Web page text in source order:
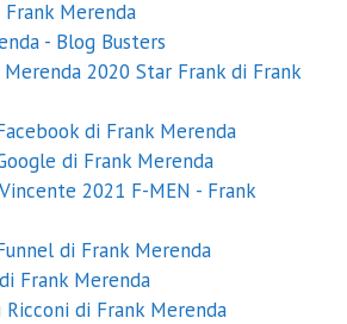
Merenda
- Blog Busters
2020 Star Frank di Frank
di Frank Merenda
di Frank Merenda
2021 F-MEN - Frank
di Frank Merenda
Frank Merenda
Ricconi di Frank Merenda